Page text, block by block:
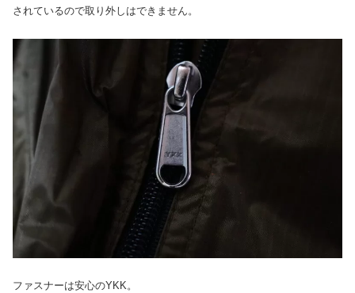
されているので取り外しはできません。
ファスナーは安心のYKK。